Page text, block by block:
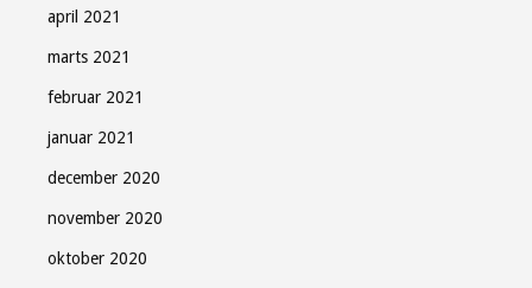
april 2021
marts 2021
februar 2021
januar 2021
december 2020
november 2020
oktober 2020